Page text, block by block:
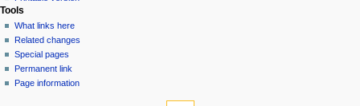
Tools
What links here
Related changes
Special pages
Permanent link
Page information